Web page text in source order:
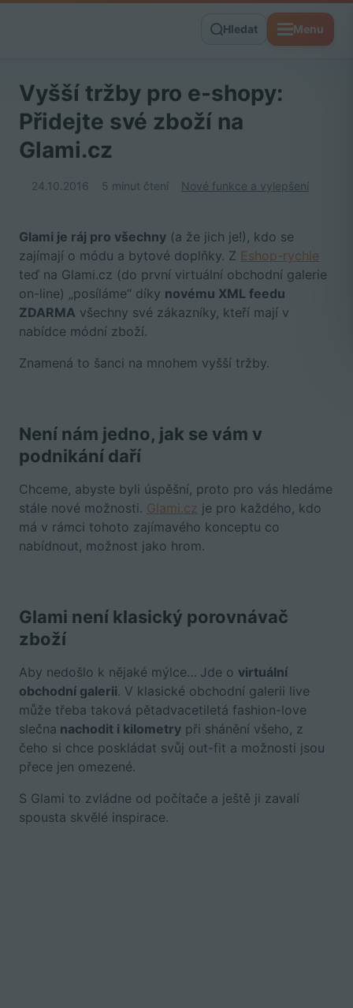
Hledat Menu
Vyšší tržby pro e-shopy:
Přidejte své zboží na
Glami.cz
24.10.2016 5 minut čtení Nové funkce a vylepšení
Glami je ráj pro všechny (a že jich je!), kdo se
zajímají o módu a bytové doplňky. Z Eshop-rychle
teď na Glami.cz (do první virtuální obchodní galerie
on-line) „posíláme“ díky novému XML feedu
ZDARMA všechny své zákazníky, kteří mají v
nabídce módní zboží.
Znamená to šanci na mnohem vyšší tržby.
Není nám jedno, jak se vám v
podnikání daří
Chceme, abyste byli úspěšní, proto pro vás hledáme
stále nové možnosti. Glami.cz je pro každého, kdo
má v rámci tohoto zajímavého konceptu co
nabídnout, možnost jako hrom.
Glami není klasický porovnávač
zboží
Aby nedošlo k nějaké mýlce… Jde o virtuální
obchodní galerii. V klasické obchodní galerii live
může třeba taková pětadvacetiletá fashion-love
slečna nachodit i kilometry při shánění všeho, z
čeho si chce poskládat svůj out-fit a možnosti jsou
přece jen omezené.
S Glami to zvládne od počítače a ještě ji zavalí
spousta skvělé inspirace.